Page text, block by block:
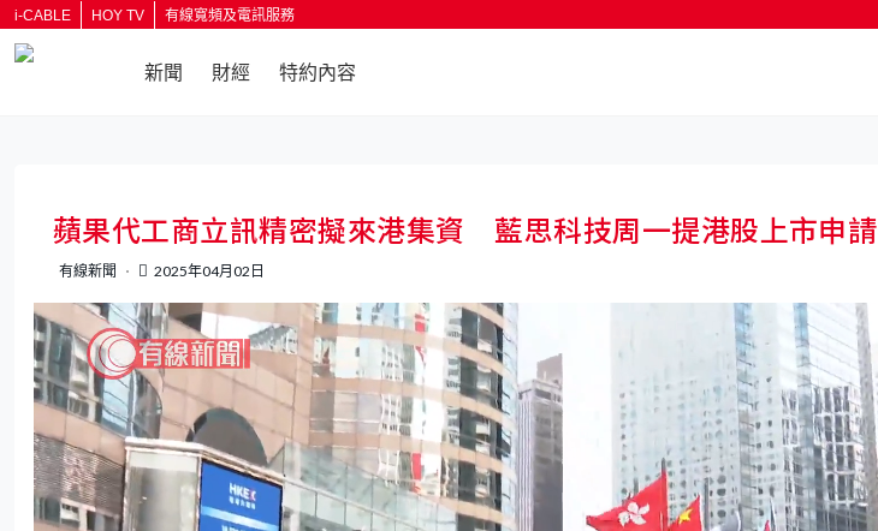
i-CABLE HOY TV 有線寬頻及電訊服務
新聞 財經 特約內容
蘋果代工商立訊精密擬來港集資 藍思科技周一提港股上市申請
有線新聞 2025年04月02日